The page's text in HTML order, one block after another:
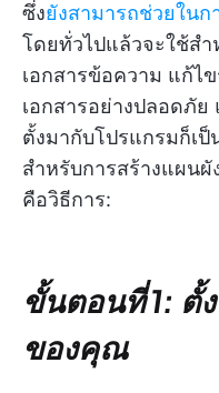
ซึ่งยังสามารถช่วยในก
โดยทั่วไปแล้วจะใช้ส
เอกสารข้อความ แก้ไ
เอกสารอย่างปลอดภั
ตั้งมากับโปรแกรมก็เ
สำหรับการสร้างแผน
คือวิธีการ:
ขั้นตอนที่ 1: ตั้
ของคุณ